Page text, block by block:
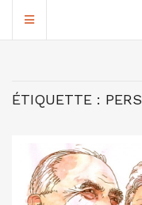
ÉTIQUETTE :